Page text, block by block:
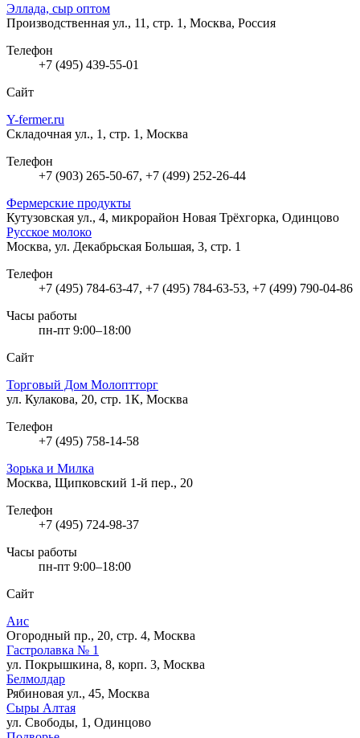
Эллада, сыр оптом
Производственная ул., 11, стр. 1, Москва, Россия
Телефон
+7 (495) 439-55-01
Сайт
Y-fermer.ru
Складочная ул., 1, стр. 1, Москва
Телефон
+7 (903) 265-50-67, +7 (499) 252-26-44
Фермерские продукты
Кутузовская ул., 4, микрорайон Новая Трёхгорка, Одинцово
Русское молоко
Москва, ул. Декабрьская Большая, 3, стр. 1
Телефон
+7 (495) 784-63-47, +7 (495) 784-63-53, +7 (499) 790-04-86
Часы работы
пн-пт 9:00–18:00
Сайт
Торговый Дом Молоптторг
ул. Кулакова, 20, стр. 1К, Москва
Телефон
+7 (495) 758-14-58
Зорька и Милка
Москва, Щипковский 1-й пер., 20
Телефон
+7 (495) 724-98-37
Часы работы
пн-пт 9:00–18:00
Сайт
Аис
Огородный пр., 20, стр. 4, Москва
Гастролавка № 1
ул. Покрышкина, 8, корп. 3, Москва
Белмолдар
Рябиновая ул., 45, Москва
Сыры Алтая
ул. Свободы, 1, Одинцово